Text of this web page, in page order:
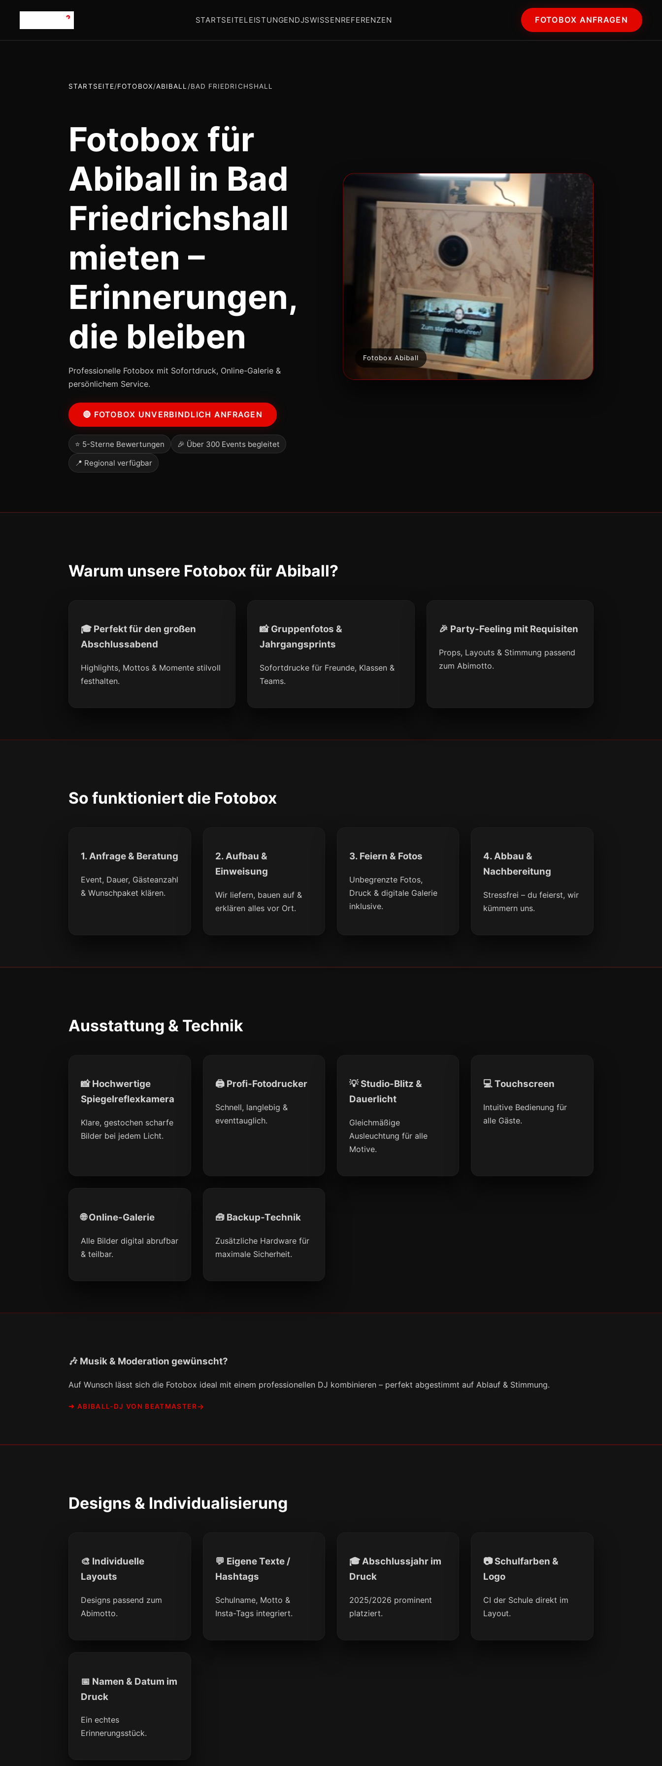
STARTSEITELEISTUNGENDJSWISSENREFERENZEN FOTOBOX ANFRAGEN
STARTSEITE/FOTOBOX/ABIBALL /BAD FRIEDRICHSHALL
Fotobox für
Abiball in Bad
Friedrichshall
mieten –
Erinnerungen,
die bleiben
Professionelle Fotobox mit Sofortdruck, Online-Galerie &
persönlichem Service.
🔴 FOTOBOX UNVERBINDLICH ANFRAGEN
⭐ 5-Sterne Bewertungen 🎉 Über 300 Events begleitet
📍 Regional verfügbar
Fotobox Abiball
Warum unsere Fotobox für Abiball?
🎓 Perfekt für den großen
Abschlussabend
Highlights, Mottos & Momente stilvoll
festhalten.
📸 Gruppenfotos &
Jahrgangsprints
Sofortdrucke für Freunde, Klassen &
Teams.
🎉 Party-Feeling mit Requisiten
Props, Layouts & Stimmung passend
zum Abimotto.
So funktioniert die Fotobox
1. Anfrage & Beratung
Event, Dauer, Gästeanzahl
& Wunschpaket klären.
2. Aufbau &
Einweisung
Wir liefern, bauen auf &
erklären alles vor Ort.
3. Feiern & Fotos
Unbegrenzte Fotos,
Druck & digitale Galerie
inklusive.
4. Abbau &
Nachbereitung
Stressfrei – du feierst, wir
kümmern uns.
Ausstattung & Technik
📸 Hochwertige
Spiegelreflexkamera
Klare, gestochen scharfe
Bilder bei jedem Licht.
🖨 Profi-Fotodrucker
Schnell, langlebig &
eventtauglich.
💡 Studio-Blitz &
Dauerlicht
Gleichmäßige
Ausleuchtung für alle
Motive.
💻 Touchscreen
Intuitive Bedienung für
alle Gäste.
🌐 Online-Galerie
Alle Bilder digital abrufbar
& teilbar.
🧰 Backup-Technik
Zusätzliche Hardware für
maximale Sicherheit.
🎶 Musik & Moderation gewünscht?
Auf Wunsch lässt sich die Fotobox ideal mit einem professionellen DJ kombinieren – perfekt abgestimmt auf Ablauf & Stimmung.
➜ ABIBALL-DJ VON BEATMASTER
Designs & Individualisierung
🎨 Individuelle
Layouts
Designs passend zum
Abimotto.
💬 Eigene Texte /
Hashtags
Schulname, Motto &
Insta-Tags integriert.
🎓 Abschlussjahr im
Druck
2025/2026 prominent
platziert.
📷 Schulfarben &
Logo
CI der Schule direkt im
Layout.
📅 Namen & Datum im
Druck
Ein echtes
Erinnerungsstück.